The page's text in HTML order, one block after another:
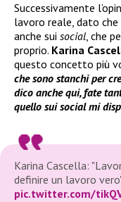
Successivamente
lavoro reale, dato
anche sui social, che
proprio. Karina
questo concetto più
che sono stanchi per
dico anche qui, fate
quello sui social mi
Karina Cascella:
definire un lavoro
pic.twitter.com/